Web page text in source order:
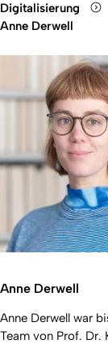
Digitalisierung
Anne Derwell
Anne Derwell
Anne Derwell war
Team von Prof. Dr.